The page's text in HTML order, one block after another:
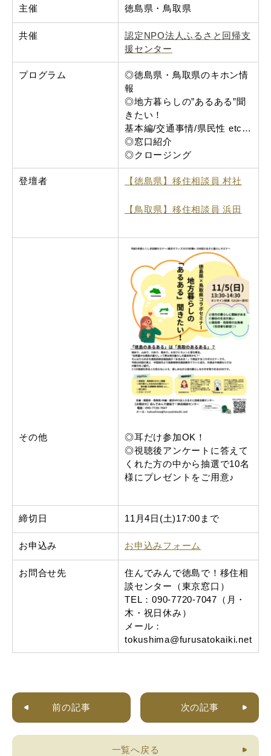
主催 徳島県・鳥取県
共催
認定NPO法人ふるさと回帰支
援センター
プログラム
◎徳島県・鳥取県のキホン情
報
◎地方暮らしの”あるある”聞
きたい！
基本編/交通事情/県民性 etc…
◎窓口紹介
◎クロージング
登壇者 【徳島県】移住相談員 村社
【鳥取県】移住相談員 浜田
その他
◎耳だけ参加OK！
◎視聴後アンケートに答えて
くれた方の中から抽選で10名
様にプレゼントをご用意♪
締切日 11月4日(土)17:00まで
お申込み お申込みフォーム
お問合せ先
住んでみんで徳島で！移住相
談センター（東京窓口）
TEL：090-7720-7047（月・
木・祝日休み）
メール：
tokushima@furusatokaiki.net
前の記事 次の記事
一覧へ戻る